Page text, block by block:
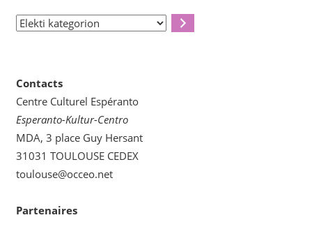
Elekti
Contacts
Centre Culturel Espéranto
Esperanto-Kultur-Centro
MDA, 3 place Guy Hersant
31031 TOULOUSE CEDEX
toulouse@occeo.net
Partenaires